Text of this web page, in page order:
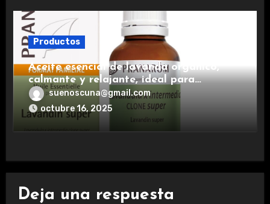
Productos
Aceite esencial de lavanda orgánico,
calmante y relajante, ideal para
aromaterapia.
suenoscuna@gmail.com
octubre 16, 2025
Deja una respuesta